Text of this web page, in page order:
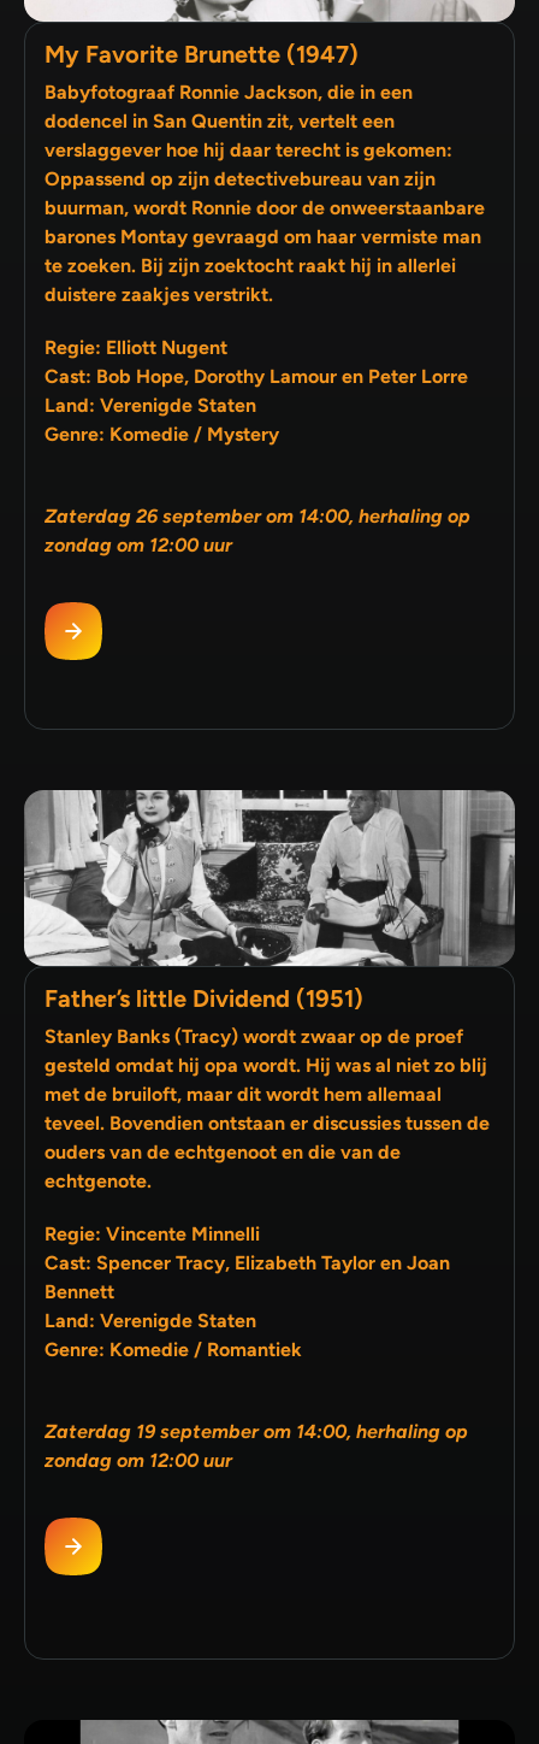
My Favorite Brunette (1947)
Babyfotograaf Ronnie Jackson, die in een
dodencel in San Quentin zit, vertelt een
verslaggever hoe hij daar terecht is gekomen:
Oppassend op zijn detectivebureau van zijn
buurman, wordt Ronnie door de onweerstaanbare
barones Montay gevraagd om haar vermiste man
te zoeken. Bij zijn zoektocht raakt hij in allerlei
duistere zaakjes verstrikt.
Regie: Elliott Nugent
Cast: Bob Hope, Dorothy Lamour en Peter Lorre
Land: Verenigde Staten
Genre: Komedie / Mystery
Zaterdag 26 september om 14:00, herhaling op
zondag om 12:00 uur
Father’s little Dividend (1951)
Stanley Banks (Tracy) wordt zwaar op de proef
gesteld omdat hij opa wordt. Hij was al niet zo blij
met de bruiloft, maar dit wordt hem allemaal
teveel. Bovendien ontstaan er discussies tussen de
ouders van de echtgenoot en die van de
echtgenote.
Regie: Vincente Minnelli
Cast: Spencer Tracy, Elizabeth Taylor en Joan
Bennett
Land: Verenigde Staten
Genre: Komedie / Romantiek
Zaterdag 19 september om 14:00, herhaling op
zondag om 12:00 uur